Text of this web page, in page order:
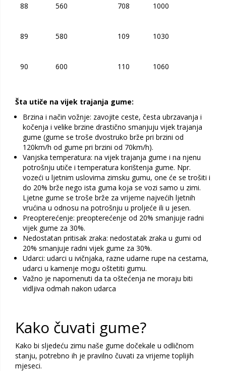
88 560 708 1000
89 580 109 1030
90 600 110 1060
Šta utiče na vijek trajanja gume:
Brzina i način vožnje: zavojite ceste, česta ubrzavanja i
kočenja i velike brzine drastično smanjuju vijek trajanja
gume (gume se troše dvostruko brže pri brzini od
120km/h od gume pri brzini od 70km/h).
Vanjska temperatura: na vijek trajanja gume i na njenu
potrošnju utiče i temperatura korištenja gume. Npr.
vozeći u ljetnim uslovima zimsku gumu, one će se trošiti i
do 20% brže nego ista guma koja se vozi samo u zimi.
Ljetne gume se troše brže za vrijeme najvećih ljetnih
vrućina u odnosu na potrošnju u proljeće ili u jesen.
Preopterećenje: preopterećenje od 20% smanjuje radni
vijek gume za 30%.
Nedostatan pritisak zraka: nedostatak zraka u gumi od
20% smanjuje radni vijek gume za 30%.
Udarci: udarci u ivičnjaka, razne udarne rupe na cestama,
udarci u kamenje mogu oštetiti gumu.
Važno je napomenuti da ta oštećenja ne moraju biti
vidljiva odmah nakon udarca
Kako čuvati gume?
Kako bi sljedeću zimu naše gume dočekale u odličnom
stanju, potrebno ih je pravilno čuvati za vrijeme toplijih
mjeseci.